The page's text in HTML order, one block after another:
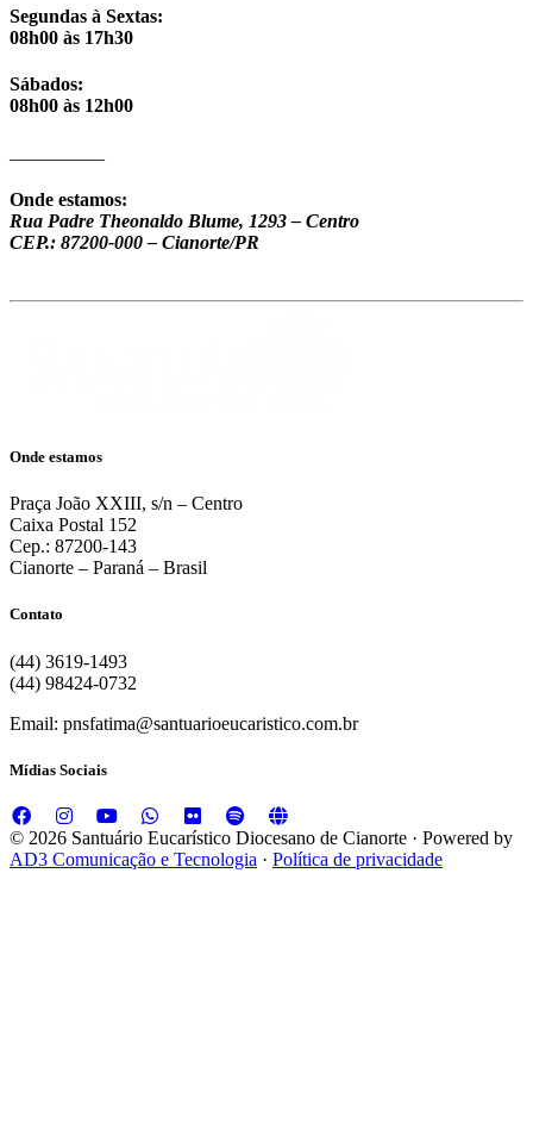
Segundas à Sextas:
08h00 às 17h30
Sábados:
08h00 às 12h00
Onde estamos:
Rua Padre Theonaldo Blume, 1293 – Centro
CEP.: 87200-000 – Cianorte/PR
Onde estamos
Praça João XXIII, s/n – Centro
Caixa Postal 152
Cep.: 87200-143
Cianorte – Paraná – Brasil
Contato
(44) 3619-1493
(44) 98424-0732
Email: pnsfatima@santuarioeucaristico.com.br
Mídias Sociais
© 2026 Santuário Eucarístico Diocesano de Cianorte · Powered by
AD3 Comunicação e Tecnologia · Política de privacidade